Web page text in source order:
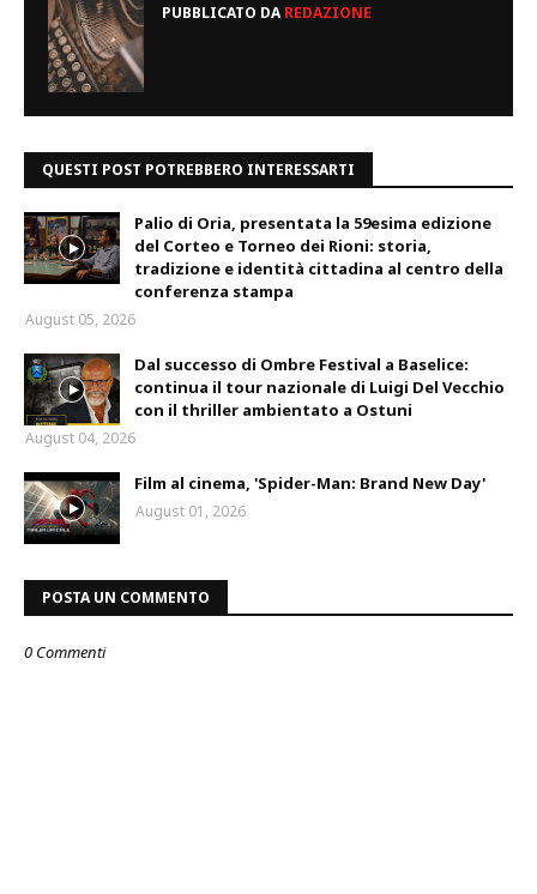
PUBBLICATO DAREDAZIONE
QUESTI POST POTREBBERO INTERESSARTI
Palio di Oria, presentata la 59esima edizione
del Corteo e Torneo dei Rioni: storia,
tradizione e identità cittadina al centro della
conferenza stampa
August 05, 2026
Dal successo di Ombre Festival a Baselice:
continua il tour nazionale di Luigi Del Vecchio
con il thriller ambientato a Ostuni
August 04, 2026
Film al cinema, 'Spider-Man: Brand New Day'
August 01, 2026
POSTA UN COMMENTO
0 Commenti